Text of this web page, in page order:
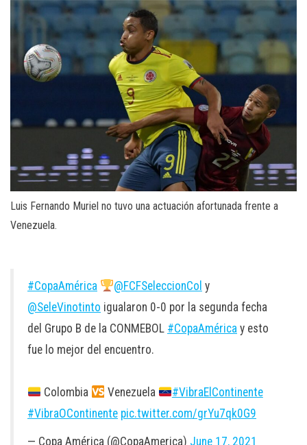
Luis Fernando Muriel no tuvo una actuación afortunada frente a
Venezuela.
#CopaAmérica @FCFSeleccionCol y
@SeleVinotinto igualaron 0-0 por la segunda fecha
del Grupo B de la CONMEBOL #CopaAmérica y esto
fue lo mejor del encuentro.
Colombia Venezuela
#VibraElContinente
#VibraOContinente pic.twitter.com/grYu7qk0G9
— Copa América (@CopaAmerica) June 17, 2021